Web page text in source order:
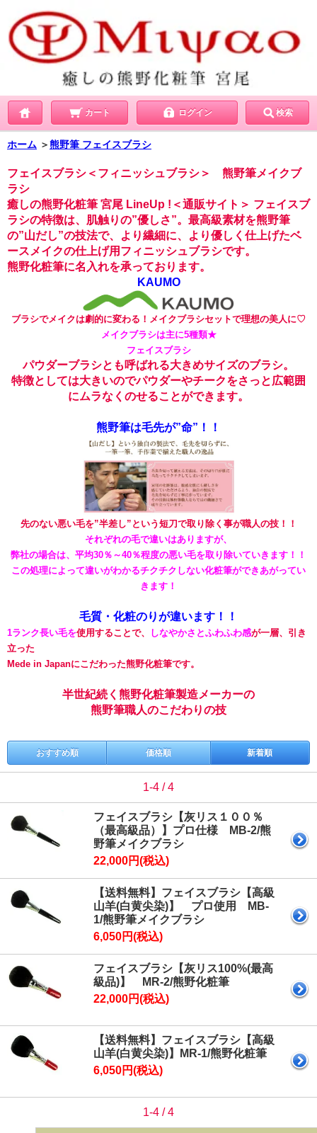
カート ログイン 検索
ホーム ＞熊野筆 フェイスブラシ
フェイスブラシ＜フィニッシュブラシ＞ 熊野筆メイクブ
ラシ
癒しの熊野化粧筆 宮尾 LineUp !＜通販サイト＞ フェイスブ
ラシの特徴は、肌触りの”優しさ”。最高級素材を熊野筆
の”山だし”の技法で、より繊細に、より優しく仕上げたベ
ースメイクの仕上げ用フィニッシュブラシです。
熊野化粧筆に名入れを承っております。
KAUMO
ブラシでメイクは劇的に変わる！メイクブラシセットで理想の美人に♡
メイクブラシは主に5種類★
フェイスブラシ
パウダーブラシとも呼ばれる大きめサイズのブラシ。
特徴としては大きいのでパウダーやチークをさっと広範囲
にムラなくのせることができます。
熊野筆は毛先が”命”！！
先のない悪い毛を”半差し”という短刀で取り除く事が職人の技！！
それぞれの毛で違いはありますが、
弊社の場合は、平均30％～40％程度の悪い毛を取り除いていきます！！
この処理によって違いがわかるチクチクしない化粧筆ができあがってい
きます！
毛質・化粧のりが違います！！
1ランク長い毛を使用することで、 しなやかさとふわふわ感が一層、引き
立った
Mede in Japanにこだわった熊野化粧筆です。
半世紀続く熊野化粧筆製造メーカーの
熊野筆職人のこだわりの技
おすすめ順 価格順 新着順
1-4 / 4
フェイスブラシ【灰リス１００％
（最高級品）】プロ仕様 MB-2/熊
野筆メイクブラシ
22,000円(税込)
【送料無料】フェイスブラシ【高級
山羊(白黄尖染)】 プロ使用 MB-
1/熊野筆メイクブラシ
6,050円(税込)
フェイスブラシ【灰リス100%(最高
級品)】 MR-2/熊野化粧筆
22,000円(税込)
【送料無料】フェイスブラシ【高級
山羊(白黄尖染)】MR-1/熊野化粧筆
6,050円(税込)
1-4 / 4